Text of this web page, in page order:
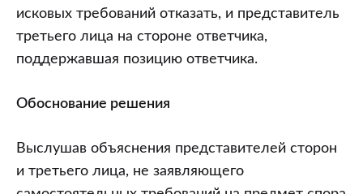
исковых требований отказать, и представитель
третьего лица на стороне ответчика,
поддержавшая позицию ответчика.
Обоснование решения
Выслушав объяснения представителей сторон
и третьего лица, не заявляющего